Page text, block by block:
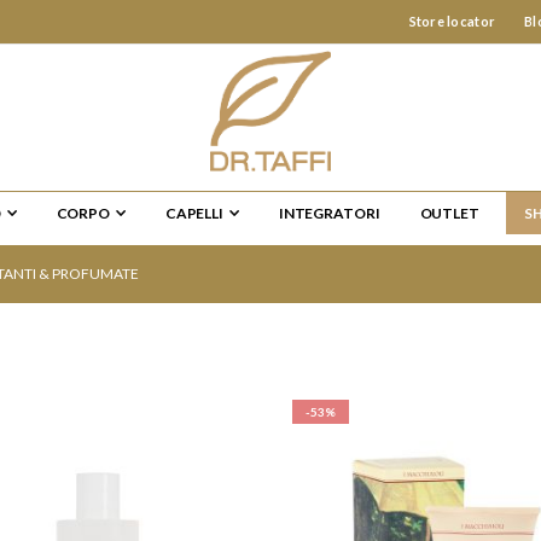
Store locator
CORPO CAPELLI INTEGRATORI OUTLET
& PROFUMATE
-53%